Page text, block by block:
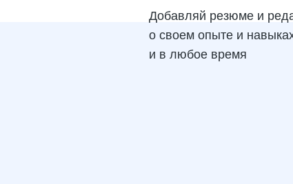
Добавляй резюме и
о своем опыте и
и в любое время